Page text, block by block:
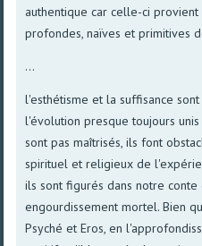
authentique car celle-ci
profondes, naïves et primitives
...
l'esthétisme et la suffisance
l'évolution presque toujours
sont pas maîtrisés, ils font
spirituel et religieux de
ils sont figurés dans notre
engourdissement mortel. Bien
Psyché et Eros, en